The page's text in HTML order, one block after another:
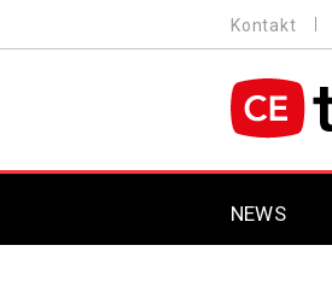
zum
MENU
Kontakt
MAIN
NEWS